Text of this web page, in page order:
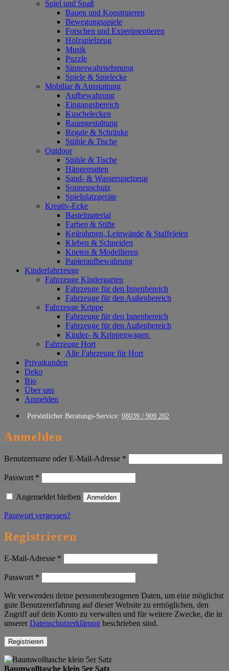
Spiel und Spaß
Bauen und Konstruieren
Bewegungsspiele
Forschen und Experimentieren
Holzspielzeug
Musik
Puzzle
Sinneswahrnehmung
Spiele & Spielecke
Mobiliar & Ausstattung
Aufbewahrung
Eingangsbereich
Kuschelecken
Raumgestaltung
Regale & Schränke
Stühle & Tische
Outdoor
Stühle & Tische
Hängematten
Sand- & Wasserspielzeug
Sonnenschutz
Spielplatzgeräte
Kreativ-Ecke
Bastelmaterial
Farben & Stifte
Keilrahmen, Leinwände & Staffeleien
Kleben & Schneiden
Kneten & Modellieren
Papieraufbewahrung
Kinderfahrzeuge
Fahrzeuge Kindergarten
Fahrzeuge für den Innenbereich
Fahrzeuge für den Außenbereich
Fahrzeuge Krippe
Fahrzeuge für den Innenbereich
Fahrzeuge für den Außenbereich
Kinder- & Krippenwagen
Fahrzeuge Hort
Alle Fahrzeuge für Hort
Privatkunden
Deko
Bio
Über uns
Anmelden
Persönlicher Beratungs-Service: 08039 / 909 202
Anmelden
Benutzername oder E-Mail-Adresse *
Passwort *
Angemeldet bleiben Anmelden
Passwort vergessen?
Registrieren
E-Mail-Adresse *
Passwort *
Wir verwenden deine personenbezogenen Daten, um eine möglichst
gute Benutzererfahrung auf dieser Website zu ermöglichen, den
Zugriff auf dein Konto zu verwalten und für weitere Zwecke, die in
unserer Datenschutzerklärung beschrieben sind.
Registrieren
Baumwolltasche klein 5er Satz